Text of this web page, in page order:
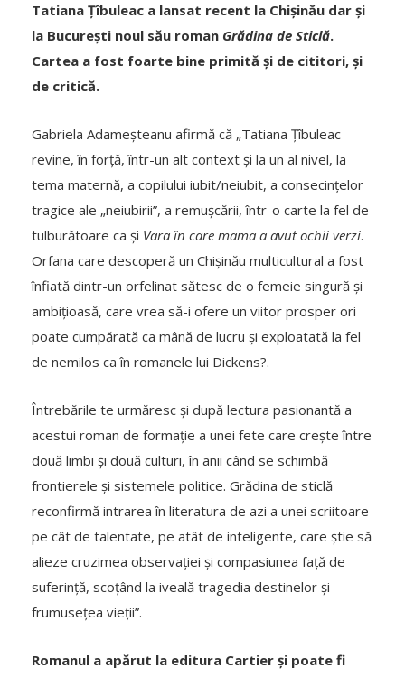
Tatiana Țîbuleac a lansat recent la Chișinău dar și
la București noul său roman Grădina de Sticlă.
Cartea a fost foarte bine primită și de cititori, și
de critică.
Gabriela Adameșteanu afirmă că „Tatiana Țîbuleac
revine, în forță, într-un alt context și la un al nivel, la
tema maternă, a copilului iubit/neiubit, a consecințelor
tragice ale „neiubirii”, a remușcării, într-o carte la fel de
tulburătoare ca și Vara în care mama a avut ochii verzi.
Orfana care descoperă un Chișinău multicultural a fost
înfiată dintr-un orfelinat sătesc de o femeie singură și
ambițioasă, care vrea să-i ofere un viitor prosper ori
poate cumpărată ca mână de lucru și exploatată la fel
de nemilos ca în romanele lui Dickens?.
Întrebările te urmăresc și după lectura pasionantă a
acestui roman de formație a unei fete care crește între
două limbi și două culturi, în anii când se schimbă
frontierele și sistemele politice. Grădina de sticlă
reconfirmă intrarea în literatura de azi a unei scriitoare
pe cât de talentate, pe atât de inteligente, care știe să
alieze cruzimea observației și compasiunea față de
suferință, scoțând la iveală tragedia destinelor și
frumusețea vieții”.
Romanul a apărut la editura Cartier și poate fi